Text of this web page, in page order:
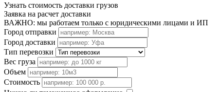
Узнать стоимость доставки грузов
Заявка на расчет доставки
ВАЖНО: мы работаем только с юридическими лицами и ИП
Город отправки
Город доставки
Тип перевозки
Вес груза
Объем
Стоимость